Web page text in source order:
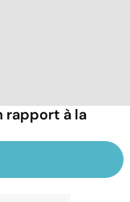
rapport à la